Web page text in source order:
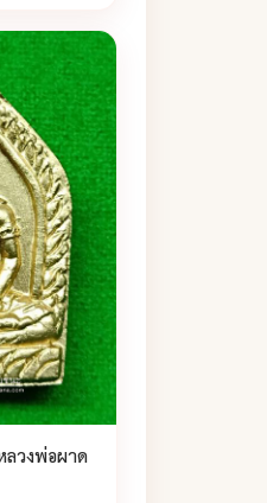
ลวงพ่อผาด